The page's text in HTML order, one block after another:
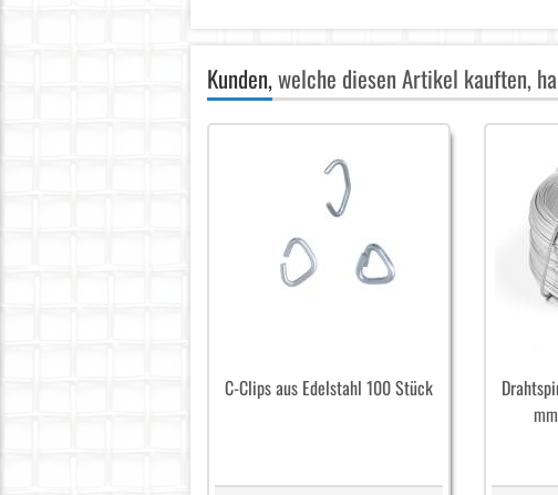
Kunden,welche diesen Artikel kauften,
C-Clips aus Edelstahl 100 Stück